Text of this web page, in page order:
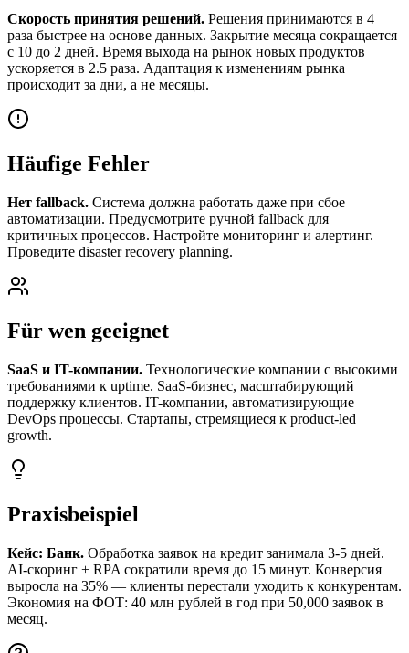
Скорость принятия решений. Решения принимаются в 4
раза быстрее на основе данных. Закрытие месяца сокращается
с 10 до 2 дней. Время выхода на рынок новых продуктов
ускоряется в 2.5 раза. Адаптация к изменениям рынка
происходит за дни, а не месяцы.
Häufige Fehler
Нет fallback. Система должна работать даже при сбое
автоматизации. Предусмотрите ручной fallback для
критичных процессов. Настройте мониторинг и алертинг.
Проведите disaster recovery planning.
Für wen geeignet
SaaS и IT-компании. Технологические компании с высокими
требованиями к uptime. SaaS-бизнес, масштабирующий
поддержку клиентов. IT-компании, автоматизирующие
DevOps процессы. Стартапы, стремящиеся к product-led
growth.
Praxisbeispiel
Кейс: Банк. Обработка заявок на кредит занимала 3-5 дней.
AI-скоринг + RPA сократили время до 15 минут. Конверсия
выросла на 35% — клиенты перестали уходить к конкурентам.
Экономия на ФОТ: 40 млн рублей в год при 50,000 заявок в
месяц.